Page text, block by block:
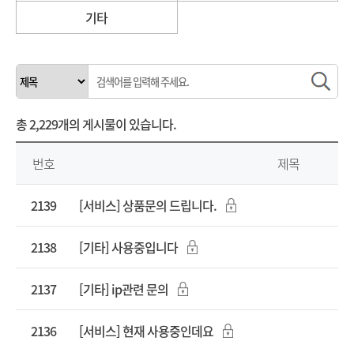
기타
총2,229개의 게시물이 있습니다.
번호 제목
2139 [서비스] 상품문의 드립니다.
2138 [기타] 사용중입니다
2137 [기타] ip관련 문의
2136 [서비스] 현재 사용중인데요